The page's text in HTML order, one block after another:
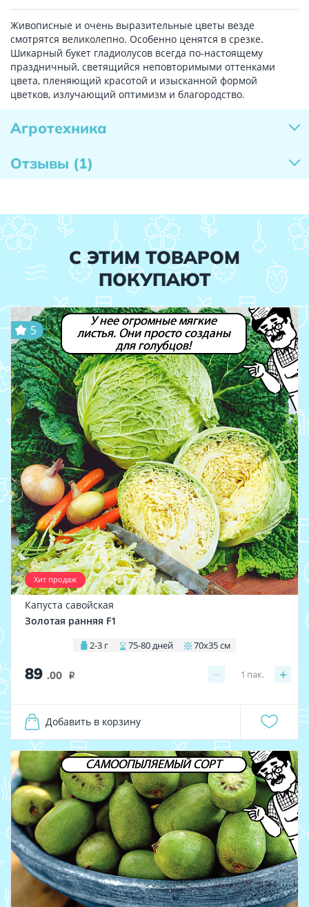
Живописные и очень выразительные цветы везде
смотрятся великолепно. Особенно ценятся в срезке.
Шикарный букет гладиолусов всегда по-настоящему
праздничный, светящийся неповторимыми оттенками
цвета, пленяющий красотой и изысканной формой
цветков, излучающий оптимизм и благородство.
Агротехника
Отзывы (1)
С ЭТИМ ТОВАРОМ
ПОКУПАЮТ
У нее огромные мягкие
листья. Они просто созданы
для голубцов!
Хит продаж
5
Капуста савойская
Золотая ранняя F1
2-3 г 75-80 дней 70х35 см
89 .00 i − +
1 пак.
Добавить в корзину
САМООПЫЛЯЕМЫЙ СОРТ